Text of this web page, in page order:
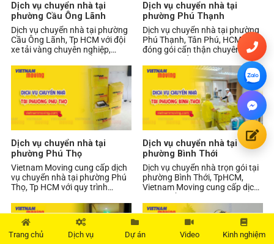
Dịch vụ chuyển nhà tại
phường Cầu Ông Lãnh
Dịch vụ chuyển nhà tại phường
Cầu Ông Lãnh, Tp HCM với đội
xe tải vàng chuyên nghiệp,
hỗ trợ chung
Dịch vụ chuyển nhà tại
phường Phú Thạnh
Dịch vụ chuyển nhà tại phường
Phú Thạnh, Tân Phú, HCM,
đóng gói cẩn thận chuyên
nghiệp, xe tải vàng Vietnam
Moving, giá chuyển nhà
Dịch vụ chuyển nhà tại
phường Phú Thọ
Vietnam Moving cung cấp dịch
vụ chuyển nhà tại phường Phú
Thọ, Tp HCM với quy trình
toàn, xe tải vận ch
Dịch vụ chuyển nhà tại
phường Bình Thới
Dịch vụ chuyển nhà trọn gói tại
phường Bình Thới, TpHCM,
Vietnam Moving cung cấp dịch
nhà – khu dân c
Trang chủ Dịch vụ Dự án Video Kinh nghiệm